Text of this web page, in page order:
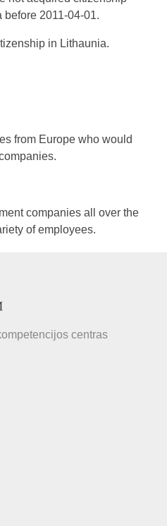
2011-04-01.
in Lithaunia.
from Europe who would
companies all over the
of employees.
centras